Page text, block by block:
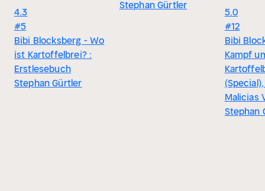
4.3
#5
Bibi Blocksberg - Wo
ist Kartoffelbrei? :
Erstlesebuch
Stephan Gürtler
Stephan Gürtler
5.0
#12
Bibi
Kampf
Malicias
Stephan